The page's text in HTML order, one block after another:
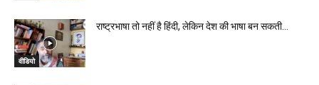
वीडियो
राष्ट्रभाषा तो नहीं है हिंदी, लेकिन देश की भाषा बन सकती...